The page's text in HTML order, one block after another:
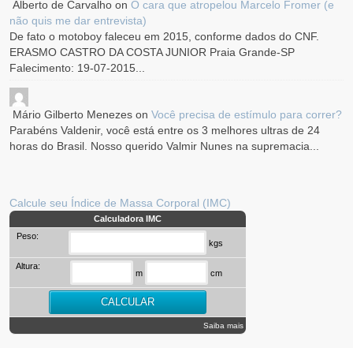
Alberto de Carvalho onO cara que atropelou Marcelo Fromer (e
não quis me dar entrevista)
De fato o motoboy faleceu em 2015, conforme dados do CNF.
ERASMO CASTRO DA COSTA JUNIOR Praia Grande-SP
Falecimento: 19-07-2015...
Mário Gilberto Menezes onVocê precisa de estímulo para correr?
Parabéns Valdenir, você está entre os 3 melhores ultras de 24
horas do Brasil. Nosso querido Valmir Nunes na supremacia...
Calcule seu Índice de Massa Corporal (IMC)
Calculadora IMC
Peso:
kgs
Altura:
m cm
Saiba mais